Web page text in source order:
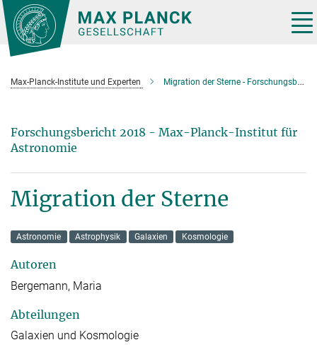
Hauptinhalt
Max-Planck-Institute und Experten Migration der Sterne - Forschungsbericht 2018
Forschungsbericht 2018 - Max-Planck-Institut für
Astronomie
Migration der Sterne
Astronomie Astrophysik Galaxien Kosmologie
Autoren
Bergemann, Maria
Abteilungen
Galaxien und Kosmologie